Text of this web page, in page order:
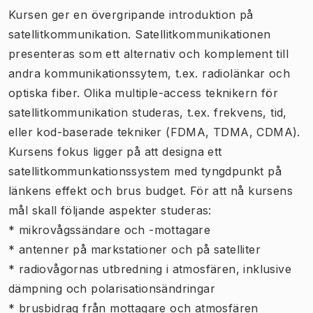
Kursen ger en övergripande introduktion på
satellitkommunikation. Satellitkommunikationen
presenteras som ett alternativ och komplement till
andra kommunikationssytem, t.ex. radiolänkar och
optiska fiber. Olika multiple-access teknikern för
satellitkommunikation studeras, t.ex. frekvens, tid,
eller kod-baserade tekniker (FDMA, TDMA, CDMA).
Kursens fokus ligger på att designa ett
satellitkommunkationssystem med tyngdpunkt på
länkens effekt och brus budget. För att nå kursens
mål skall följande aspekter studeras:
* mikrovågssändare och -mottagare
* antenner på markstationer och på satelliter
* radiovågornas utbredning i atmosfären, inklusive
dämpning och polarisationsändringar
* brusbidrag från mottagare och atmosfären